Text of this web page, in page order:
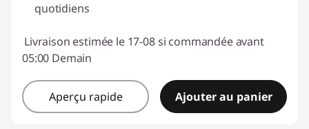
quotidiens
Livraison estimée le 17-08 si commandée avant
05:00 Demain
Aperçu rapide Ajouter au panier